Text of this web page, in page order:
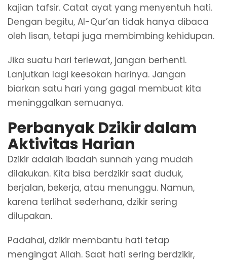
kajian tafsir. Catat ayat yang menyentuh hati.
Dengan begitu, Al-Qur’an tidak hanya dibaca
oleh lisan, tetapi juga membimbing kehidupan.
Jika suatu hari terlewat, jangan berhenti.
Lanjutkan lagi keesokan harinya. Jangan
biarkan satu hari yang gagal membuat kita
meninggalkan semuanya.
Perbanyak Dzikir dalam
Aktivitas Harian
Dzikir adalah ibadah sunnah yang mudah
dilakukan. Kita bisa berdzikir saat duduk,
berjalan, bekerja, atau menunggu. Namun,
karena terlihat sederhana, dzikir sering
dilupakan.
Padahal, dzikir membantu hati tetap
mengingat Allah. Saat hati sering berdzikir,